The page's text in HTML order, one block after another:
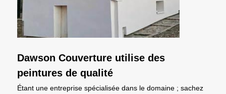
Dawson Couverture utilise des
peintures de qualité
Étant une entreprise spécialisée dans le domaine ; sachez